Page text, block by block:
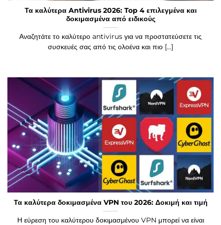
Τα καλύτερα Antivirus 2026: Top 4 επιλεγμένα και
δοκιμασμένα από ειδικούς
Αναζητάτε το καλύτερο antivirus για να προστατεύσετε τις
συσκευές σας από τις ολοένα και πιο [...]
Τα καλύτερα δοκιμασμένα VPN του 2026: Δοκιμή και τιμή
Η εύρεση του καλύτερου δοκιμασμένου VPN μπορεί να είναι